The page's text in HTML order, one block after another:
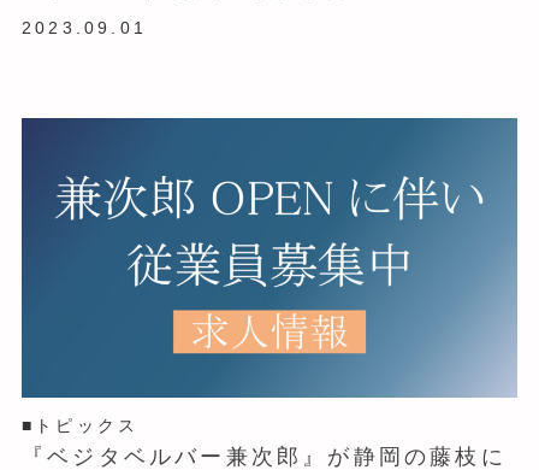
2023.09.01
■トピックス
『ベジタベルバー兼次郎』が静岡の藤枝に